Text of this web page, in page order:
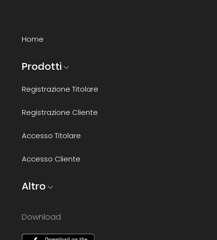
Home
Prodotti
Registrazione Titolare
Registrazione Cliente
Accesso Titolare
Accesso Cliente
Altro
Download